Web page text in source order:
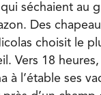
qui séchaient au
Des
choisit le
Vers 18
à l’étable ses